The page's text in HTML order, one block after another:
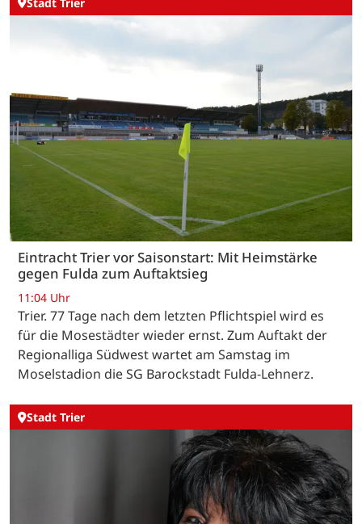
Eintracht Trier vor Saisonstart: Mit Heimstärke
gegen Fulda zum Auftaktsieg
11:04 Uhr
Trier. 77 Tage nach dem letzten Pflichtspiel wird es
für die Mosestädter wieder ernst. Zum Auftakt der
Regionalliga Südwest wartet am Samstag im
Moselstadion die SG Barockstadt Fulda-Lehnerz.
Stadt Trier